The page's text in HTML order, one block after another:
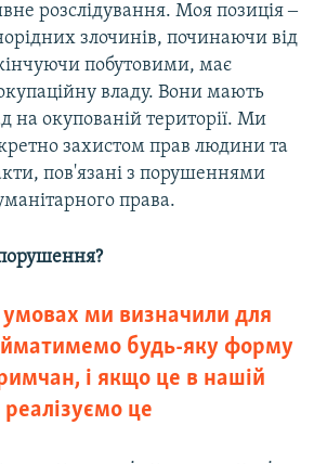
розслідування. Моя позиція ‒
злочинів, починаючи від
побутовими, має
владу. Вони мають
на окупованій території. Ми
захистом прав людини та
пов'язані з порушеннями
права.
ми визначили для
будь-яку форму
і якщо це в нашій
реалізуємо це